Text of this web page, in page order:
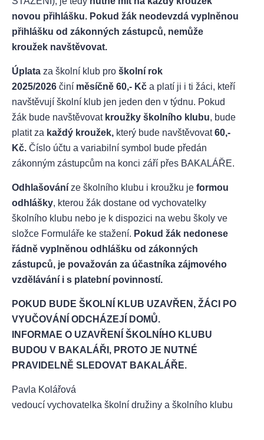
novou přihlášku. Pokud žák neodevzdá vyplněnou
přihlášku od zákonných zástupců, nemůže
kroužek navštěvovat.
Úplata za školní klub pro školní rok
2025/2026 činí měsíčně 60,- Kč a platí ji i ti žáci, kteří
navštěvují školní klub jen jeden den v týdnu. Pokud
žák bude navštěvovat kroužky školního klubu, bude
platit za každý kroužek, který bude navštěvovat60,-
Kč. Číslo účtu a variabilní symbol bude předán
zákonným zástupcům na konci září přes BAKALÁŘE.
Odhlašování ze školního klubu i kroužku je formou
odhlášky, kterou žák dostane od vychovatelky
školního klubu nebo je k dispozici na webu školy ve
složce Formuláře ke stažení. Pokud žák nedonese
řádně vyplněnou odhlášku od zákonných
zástupců, je považován za účastníka zájmového
vzdělávání i s platební povinností.
POKUD BUDE ŠKOLNÍ KLUB UZAVŘEN, ŽÁCI PO
VYUČOVÁNÍ ODCHÁZEJÍ DOMŮ.
INFORMAE O UZAVŘENÍ ŠKOLNÍHO KLUBU
BUDOU V BAKALÁŘI, PROTO JE NUTNÉ
PRAVIDELNĚ SLEDOVAT BAKALÁŘE.
Pavla Kolářová
vedoucí vychovatelka školní družiny a školního klubu